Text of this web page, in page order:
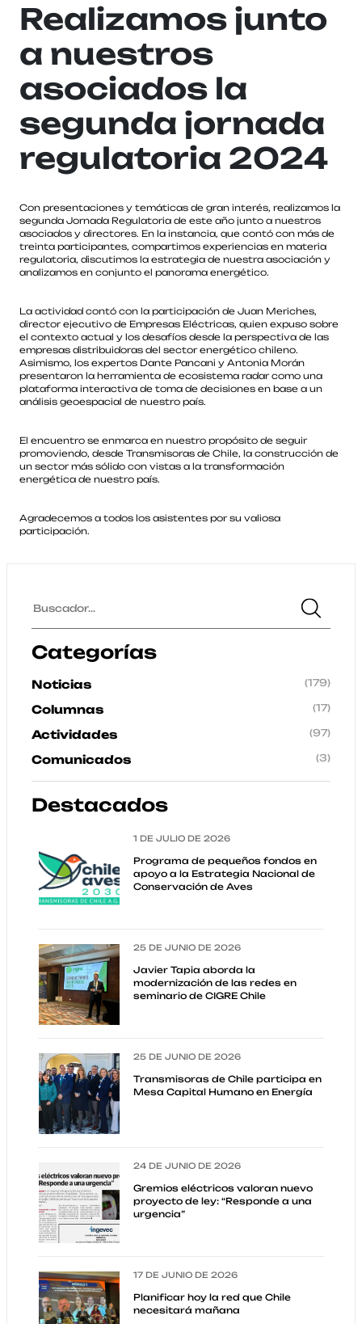
Realizamos junto
a nuestros
asociados la
segunda jornada
regulatoria 2024
Con presentaciones y temáticas de gran interés, realizamos la
segunda Jornada Regulatoria de este año junto a nuestros
asociados y directores. En la instancia, que contó con más de
treinta participantes, compartimos experiencias en materia
regulatoria, discutimos la estrategia de nuestra asociación y
analizamos en conjunto el panorama energético.
La actividad contó con la participación de Juan Meriches,
director ejecutivo de Empresas Eléctricas, quien expuso sobre
el contexto actual y los desafíos desde la perspectiva de las
empresas distribuidoras del sector energético chileno.
Asimismo, los expertos Dante Pancani y Antonia Morán
presentaron la herramienta de ecosistema radar como una
plataforma interactiva de toma de decisiones en base a un
análisis geoespacial de nuestro país.
El encuentro se enmarca en nuestro propósito de seguir
promoviendo, desde Transmisoras de Chile, la construcción de
un sector más sólido con vistas a la transformación
energética de nuestro país.
Agradecemos a todos los asistentes por su valiosa
participación.
Categorías
Noticias (179)
Columnas (17)
Actividades (97)
Comunicados (3)
Destacados
1 DE JULIO DE 2026
Programa de pequeños fondos en
apoyo a la Estrategia Nacional de
Conservación de Aves
25 DE JUNIO DE 2026
Javier Tapia aborda la
modernización de las redes en
seminario de CIGRE Chile
25 DE JUNIO DE 2026
Transmisoras de Chile participa en
Mesa Capital Humano en Energía
24 DE JUNIO DE 2026
Gremios eléctricos valoran nuevo
proyecto de ley: “Responde a una
urgencia”
17 DE JUNIO DE 2026
Planificar hoy la red que Chile
necesitará mañana